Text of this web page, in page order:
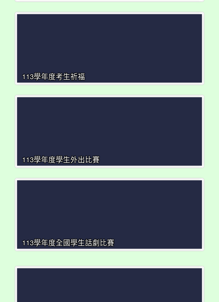
113學年度考生祈福
113學年度學生外出比賽
113學年度全國學生話劇比賽